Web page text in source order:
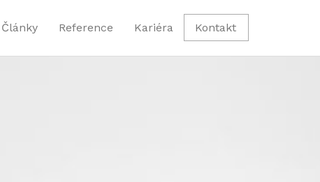
Články Reference Kariéra Kontakt